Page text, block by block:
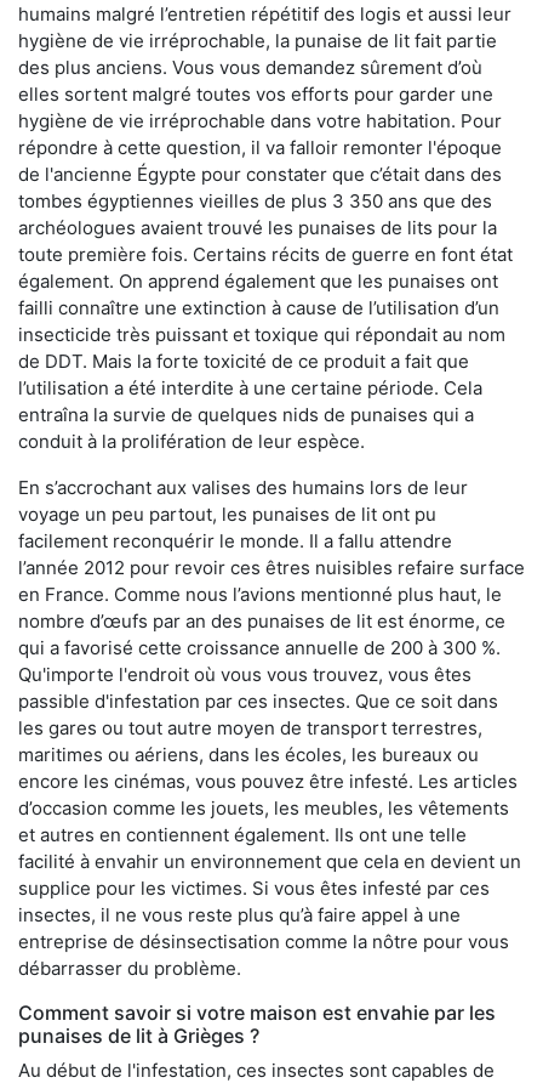
humains malgré l’entretien répétitif des logis et aussi leur
hygiène de vie irréprochable, la punaise de lit fait partie
des plus anciens. Vous vous demandez sûrement d’où
elles sortent malgré toutes vos efforts pour garder une
hygiène de vie irréprochable dans votre habitation. Pour
répondre à cette question, il va falloir remonter l'époque
de l'ancienne Égypte pour constater que c’était dans des
tombes égyptiennes vieilles de plus 3 350 ans que des
archéologues avaient trouvé les punaises de lits pour la
toute première fois. Certains récits de guerre en font état
également. On apprend également que les punaises ont
failli connaître une extinction à cause de l’utilisation d’un
insecticide très puissant et toxique qui répondait au nom
de DDT. Mais la forte toxicité de ce produit a fait que
l’utilisation a été interdite à une certaine période. Cela
entraîna la survie de quelques nids de punaises qui a
conduit à la prolifération de leur espèce.
En s’accrochant aux valises des humains lors de leur
voyage un peu partout, les punaises de lit ont pu
facilement reconquérir le monde. Il a fallu attendre
l’année 2012 pour revoir ces êtres nuisibles refaire surface
en France. Comme nous l’avions mentionné plus haut, le
nombre d’œufs par an des punaises de lit est énorme, ce
qui a favorisé cette croissance annuelle de 200 à 300 %.
Qu'importe l'endroit où vous vous trouvez, vous êtes
passible d'infestation par ces insectes. Que ce soit dans
les gares ou tout autre moyen de transport terrestres,
maritimes ou aériens, dans les écoles, les bureaux ou
encore les cinémas, vous pouvez être infesté. Les articles
d’occasion comme les jouets, les meubles, les vêtements
et autres en contiennent également. Ils ont une telle
facilité à envahir un environnement que cela en devient un
supplice pour les victimes. Si vous êtes infesté par ces
insectes, il ne vous reste plus qu’à faire appel à une
entreprise de désinsectisation comme la nôtre pour vous
débarrasser du problème.
Comment savoir si votre maison est envahie par les
punaises de lit à Grièges ?
Au début de l'infestation, ces insectes sont capables de